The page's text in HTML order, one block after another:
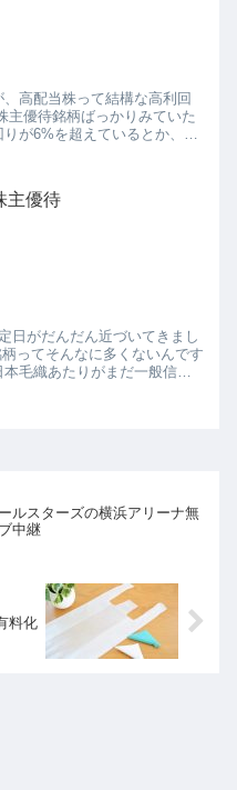
高配当株って結構な高利回
が6%を超えているとか、
主優待
日がだんだん近づいてきまし
毛織あたりがまだ一般信用
ルスターズの横浜アリーナ無
中継
料化